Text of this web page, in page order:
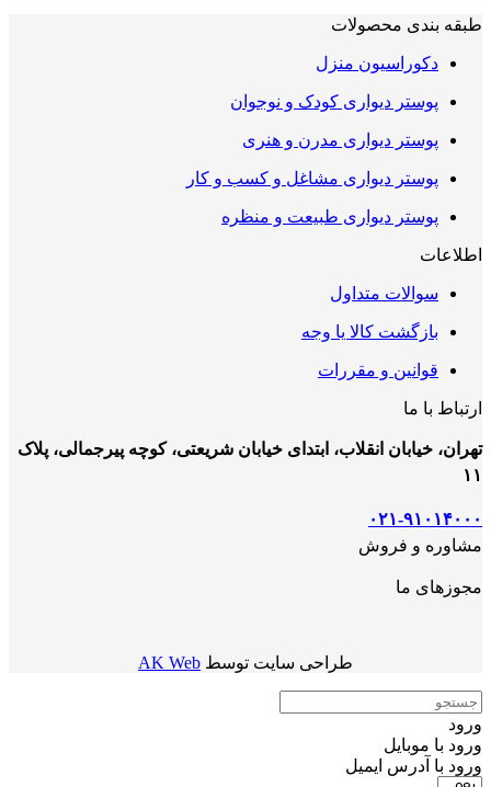
طبقه بندی محصولات
دکوراسیون منزل
پوستر دیواری کودک و نوجوان
پوستر دیواری مدرن و هنری
پوستر دیواری مشاغل و کسب و کار
پوستر دیواری طبیعت و منظره
اطلاعات
سوالات متداول
بازگشت کالا یا وجه
قوانین و مقررات
ارتباط با ما
تهران، خیابان انقلاب، ابتدای خیابان شریعتی، کوچه پیرجمالی، پلاک
۱۱
۰۲۱-۹۱۰۱۴۰۰۰
مشاوره و فروش
مجوزهای ما
طراحی سایت توسط AK Web
ورود
ورود با موبایل
ورود با ‫آدرس ایمیل